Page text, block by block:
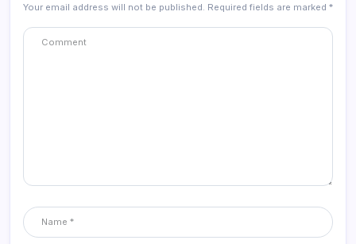
Your email address will not be published. Required fields are marked *